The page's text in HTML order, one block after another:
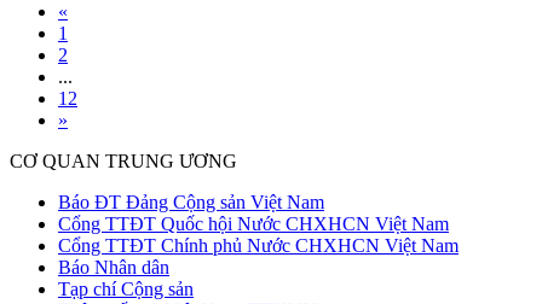
«
1
2
...
12
»
CƠ QUAN TRUNG ƯƠNG
Báo ĐT Đảng Cộng sản Việt Nam
Cổng TTĐT Quốc hội Nước CHXHCN Việt Nam
Cổng TTĐT Chính phủ Nước CHXHCN Việt Nam
Báo Nhân dân
Tạp chí Cộng sản